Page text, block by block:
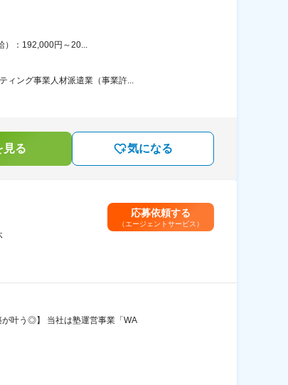
）：192,000円～20...
ィング事業人材派遣業（事業許...
見る 気になる
応募依頼する
（エージェントサービス）
が叶う◎】 当社は塾運営事業「WA